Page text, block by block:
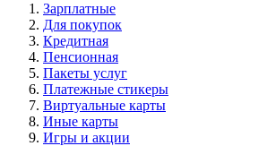
Зарплатные
Для покупок
Кредитная
Пенсионная
Пакеты услуг
Платежные стикеры
Виртуальные карты
Иные карты
Игры и акции